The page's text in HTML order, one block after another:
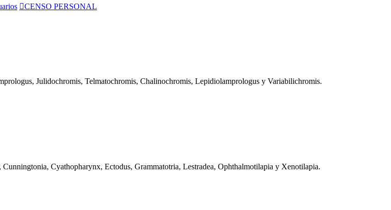
CENSO PERSONAL
Julidochromis, Telmatochromis, Chalinochromis, Lepidiolamprologus y Variabilichromis.
Cyathopharynx, Ectodus, Grammatotria, Lestradea, Ophthalmotilapia y Xenotilapia.